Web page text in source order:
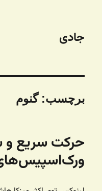
جادی
برچسب:گنوم
حرکت سریع و